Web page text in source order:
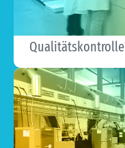
Qualitätskontrolle